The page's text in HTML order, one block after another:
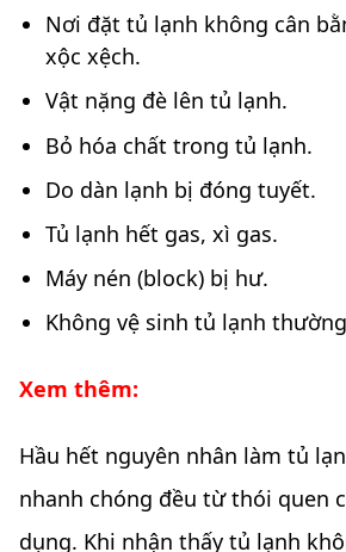
Nơi đặt tủ lạnh không cân
xộc xệch.
Vật nặng đè lên tủ lạnh.
Bỏ hóa chất trong tủ lạnh.
Do dàn lạnh bị đóng tuyết.
Tủ lạnh hết gas, xì gas.
Máy nén (block) bị hư.
Không vệ sinh tủ lạnh
Xem thêm:
Hầu hết nguyên nhân làm tủ
nhanh chóng đều từ thói quen
dụng. Khi nhận thấy tủ lạnh